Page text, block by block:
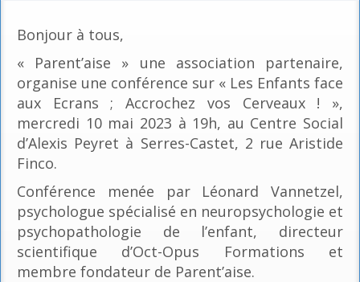
Bonjour à tous,
« Parent’aise » une association partenaire,
organise une conférence sur « Les Enfants face
aux Ecrans ; Accrochez vos Cerveaux ! »,
mercredi 10 mai 2023 à 19h, au Centre Social
d’Alexis Peyret à Serres-Castet, 2 rue Aristide
Finco.
Conférence menée par Léonard Vannetzel,
psychologue spécialisé en neuropsychologie et
psychopathologie de l’enfant, directeur
scientifique d’Oct-Opus Formations et
membre fondateur de Parent’aise.